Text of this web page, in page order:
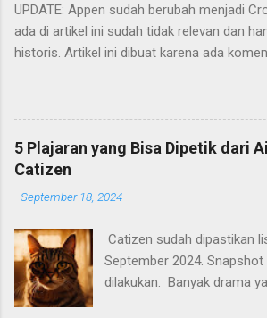
UPDATE: Appen sudah berubah menjadi
ada di artikel ini sudah tidak relevan dan
historis. Artikel ini dibuat karena ada
garis-garis besar saja apa saja yang perlu
mendaftarnya cukup mudah. Yaitu tinggal
websitenya dan mengisi formulir yang ada.
poin yang perlu diperhatikan.
5 Plajaran yang Bisa Dipetik dari
Catizen
-September 18, 2024
Catizen sudah dipastikan
September 2024.
dilakukan. Banyak drama